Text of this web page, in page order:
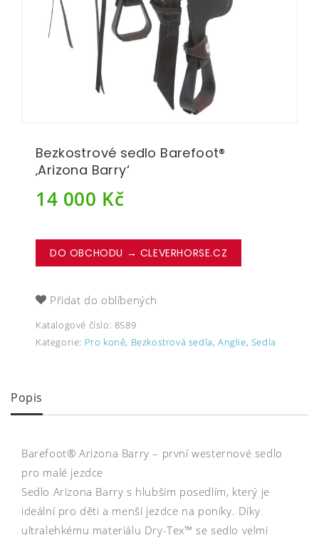
Bezkostrové sedlo Barefoot®
‚Arizona Barry‘
14 000 Kč
DO OBCHODU → CLEVERHORSE.CZ
Přidat do oblíbených
Katalogové číslo: 8589
Kategorie: Pro koně, Bezkostrová sedla,Anglie, Sedla
Popis
Barefoot® Arizona Barry – první westernové sedlo
pro malé jezdce
Sedlo Arizona Barry s hlubším posedlím, který je
ideální pro děti a menší jezdce na poníky. Díky
ultralehkému materiálu Dry-Tex™ se sedlo velmi